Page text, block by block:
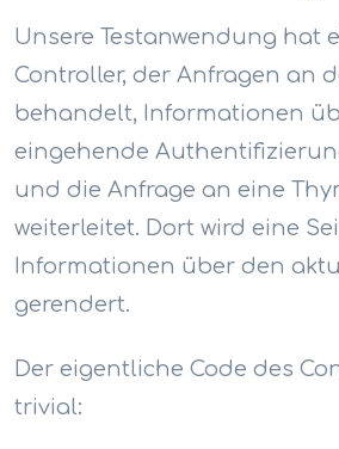
Unsere Testanwendung hat
Controller, der Anfragen an
behandelt, Informationen
eingehende
und die Anfrage an eine
weiterleitet. Dort wird eine
Informationen über den
gerendert.
Der eigentliche Code des
trivial: